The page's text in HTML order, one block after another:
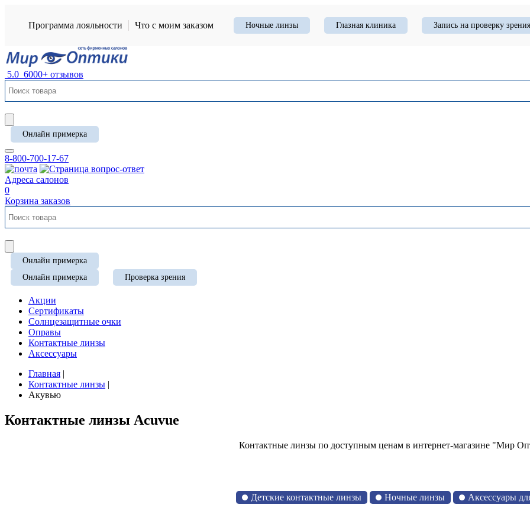
Программа лояльности Что с моим заказом Ночные линзы Глазная клиника Запись на проверку зрения
5.0 6000+ отзывов
Онлайн примерка
8-800-700-17-67
Адреса салонов
0
Корзина заказов
Онлайн примерка
Онлайн примерка
Проверка зрения
Акции
Сертификаты
Солнцезащитные очки
Оправы
Контактные линзы
Аксессуары
Главная |
Контактные линзы |
Акувью
Контактные линзы Acuvue
Контактные линзы по доступным ценам в интернет-магазине "Мир
Детские контактные линзы Ночные линзы Аксессуары